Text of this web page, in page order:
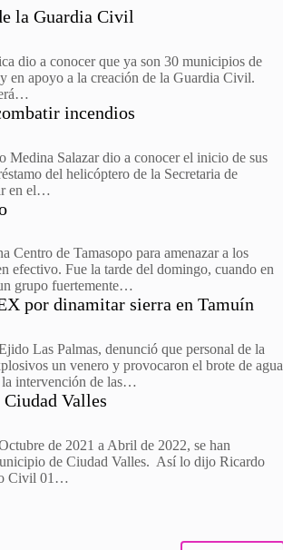
la Guardia Civil
dio a conocer que ya son 30 municipios de
en apoyo a la creación de la Guardia Civil.
incendios
Salazar dio a conocer el inicio de sus
del helicóptero de la Secretaria de
en el…
Centro de Tamasopo para amenazar a los
efectivo. Fue la tarde del domingo, cuando en
grupo fuertemente…
por dinamitar sierra en Tamuín
Las Palmas, denunció que personal de la
un venero y provocaron el brote de agua
la intervención de las…
Valles
de 2021 a Abril de 2022, se han
de Ciudad Valles. Así lo dijo Ricardo
Civil 01…